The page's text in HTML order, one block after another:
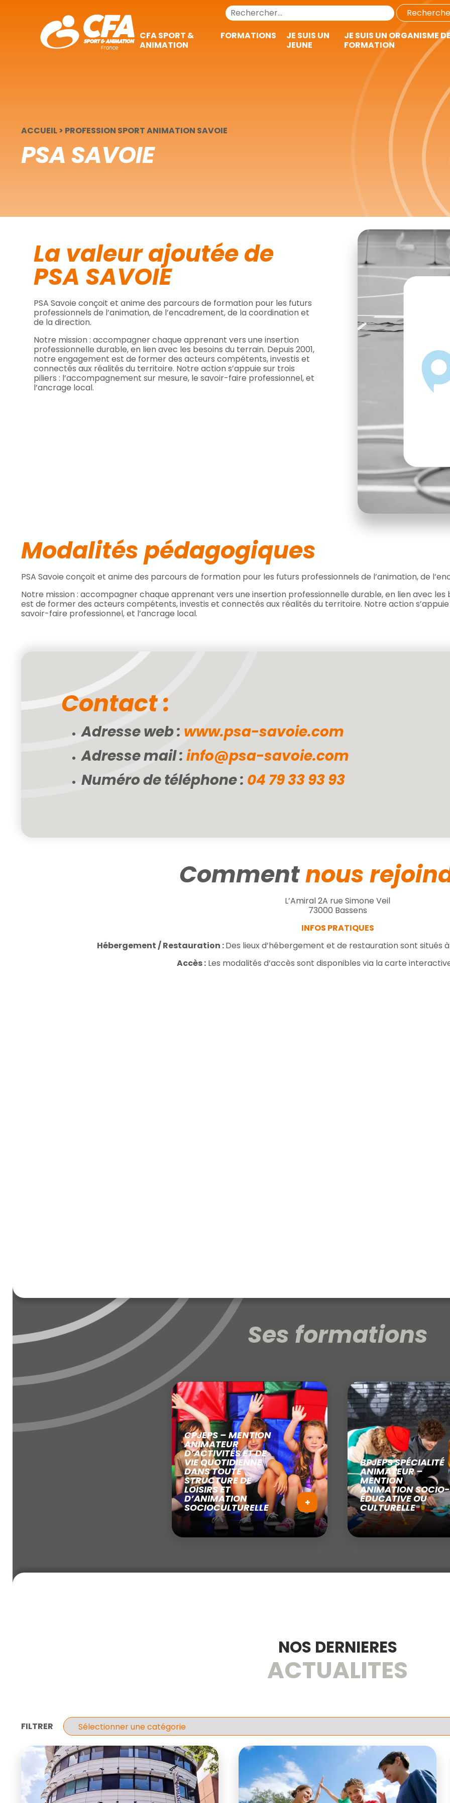
CFA SPORT &
ANIMATION
FORMATIONS
JE SUIS UN
JEUNE
JE SUIS UN ORGANISME
FORMATION
ACCUEIL> PROFESSION SPORT ANIMATION SAVOIE
PSA SAVOIE
La valeur ajoutée de
PSA SAVOIE
PSA Savoie conçoit et anime des parcours de formation pour les futurs
professionnels de l’animation, de l’encadrement, de la coordination et
de la direction.
Notre mission : accompagner chaque apprenant vers une insertion
professionnelle durable, en lien avec les besoins du terrain. Depuis 2001,
notre engagement est de former des acteurs compétents, investis et
connectés aux réalités du territoire. Notre action s’appuie sur trois
piliers : l’accompagnement sur mesure, le savoir-faire professionnel, et
l’ancrage local.
Modalités pédagogiques
PSA Savoie conçoit et anime des parcours de formation pour les futurs professionnels de l’animation, de
Notre mission : accompagner chaque apprenant vers une insertion professionnelle durable, en lien avec les
est de former des acteurs compétents, investis et connectés aux réalités du territoire. Notre action
savoir-faire professionnel, et l’ancrage local.
Contact :
Adresse web : www.psa-savoie.com
Adresse mail : info@psa-savoie.com
Numéro de téléphone : 04 79 33 93 93
Commentnous
L’Amiral 2A rue Simone Veil
73000 Bassens
INFOS PRATIQUES
Hébergement / Restauration :Des lieux d’hébergement et de restauration sont situés
Accès : Les modalités d’accès sont disponibles via la carte
Ses formations
CPJEPS – MENTION
ANIMATEUR
D’ACTIVITÉS ET DE
VIE QUOTIDIENNE
DANS TOUTE
STRUCTURE DE
LOISIRS ET
D’ANIMATION
SOCIOCULTURELLE +
BPJEPS SPÉCIALITÉ
ANIMATEUR –
MENTION
ANIMATION SOCIO-
ÉDUCATIVE OU
CULTURELLE
NOS DERNIERES
ACTUALITES
FILTRER